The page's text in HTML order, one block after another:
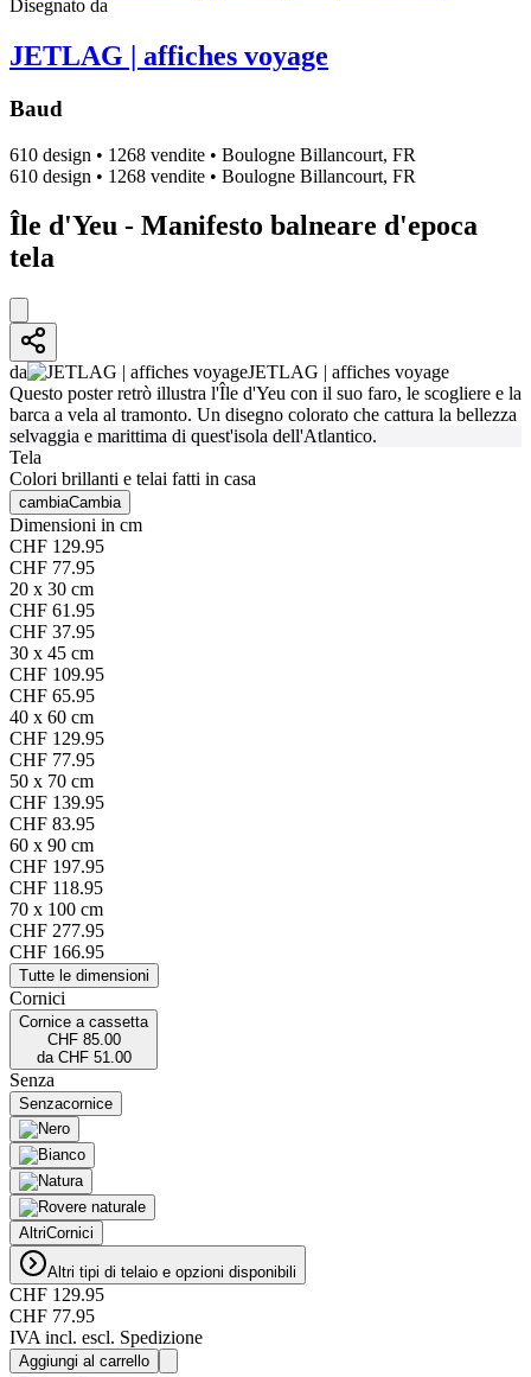
Disegnato da
JETLAG | affiches voyage
Baud
610 design • 1268 vendite • Boulogne Billancourt, FR
610 design • 1268 vendite • Boulogne Billancourt, FR
Île d'Yeu - Manifesto balneare d'epoca
tela
da
JETLAG | affiches voyage
Questo poster retrò illustra l'Île d'Yeu con il suo faro, le scogliere e la
barca a vela al tramonto. Un disegno colorato che cattura la bellezza
selvaggia e marittima di quest'isola dell'Atlantico.
Tela
Colori brillanti e telai fatti in casa
cambiaCambia
Dimensioni in cm
CHF 129.95
CHF 77.95
20 x 30 cm
CHF 61.95
CHF 37.95
30 x 45 cm
CHF 109.95
CHF 65.95
40 x 60 cm
CHF 129.95
CHF 77.95
50 x 70 cm
CHF 139.95
CHF 83.95
60 x 90 cm
CHF 197.95
CHF 118.95
70 x 100 cm
CHF 277.95
CHF 166.95
Tutte le dimensioni
Cornici
Cornice a cassetta
CHF 85.00
da CHF 51.00
Senza
Senzacornice
AltriCornici
Altri tipi di telaio e opzioni disponibili
CHF 129.95
CHF 77.95
IVA incl. escl. Spedizione
Aggiungi al carrello